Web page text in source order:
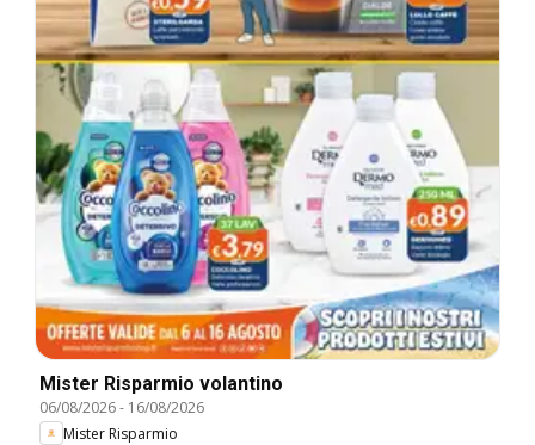
Mister Risparmio volantino
06/08/2026- 16/08/2026
Mister Risparmio